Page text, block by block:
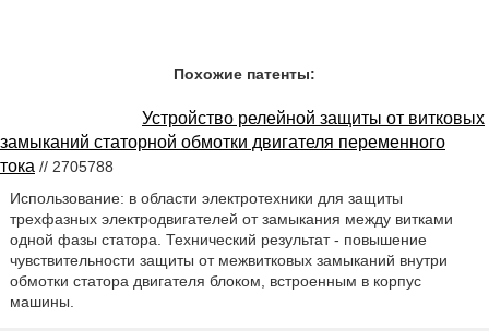
Похожие патенты:
Устройство релейной защиты от витковых
замыканий статорной обмотки двигателя переменного
тока // 2705788
Использование: в области электротехники для защиты
трехфазных электродвигателей от замыкания между витками
одной фазы статора. Технический результат - повышение
чувствительности защиты от межвитковых замыканий внутри
обмотки статора двигателя блоком, встроенным в корпус
машины.